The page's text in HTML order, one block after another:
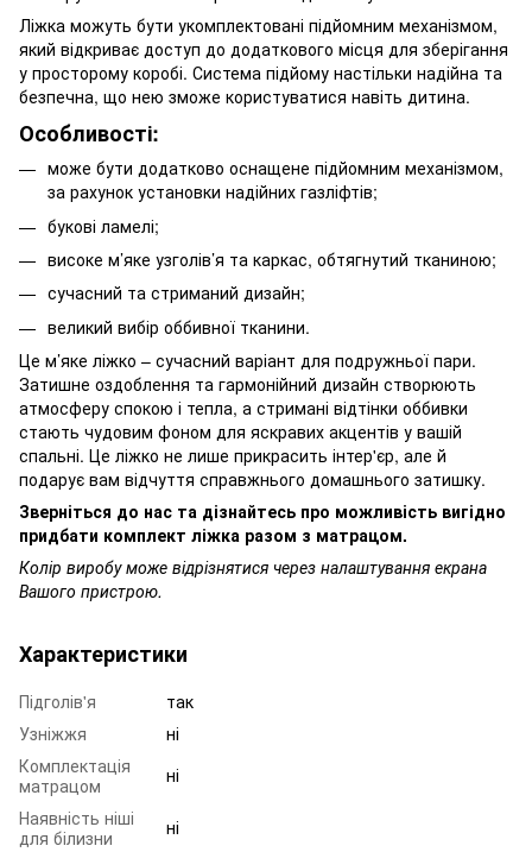
Ліжка можуть бути укомплектовані підйомним механізмом,
який відкриває доступ до додаткового місця для зберігання
у просторому коробі. Система підйому настільки надійна та
безпечна, що нею зможе користуватися навіть дитина.
Особливості:
може бути додатково оснащене підйомним механізмом,
за рахунок установки надійних газліфтів;
букові ламелі;
високе м’яке узголів’я та каркас, обтягнутий тканиною;
сучасний та стриманий дизайн;
великий вибір оббивної тканини.
Це м’яке ліжко – сучасний варіант для подружньої пари.
Затишне оздоблення та гармонійний дизайн створюють
атмосферу спокою і тепла, а стримані відтінки оббивки
стають чудовим фоном для яскравих акцентів у вашій
спальні. Це ліжко не лише прикрасить інтер'єр, але й
подарує вам відчуття справжнього домашнього затишку.
Зверніться до нас та дізнайтесь про можливість вигідно
придбати комплект ліжка разом з матрацом.
Колір виробу може відрізнятися через налаштування екрана
Вашого пристрою.
Характеристики
Підголів'я
так
Узніжжя
ні
Комплектація
матрацом
ні
Наявність ніші
для білизни
ні